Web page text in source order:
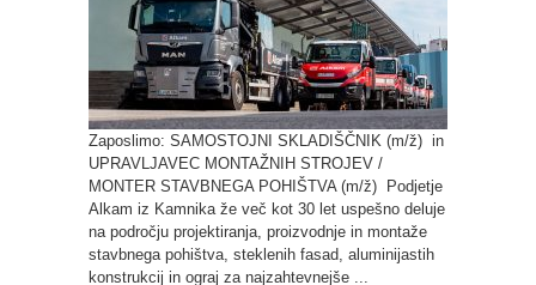
Zaposlimo: SAMOSTOJNI SKLADIŠČNIK (m/ž) in
UPRAVLJAVEC MONTAŽNIH STROJEV /
MONTER STAVBNEGA POHIŠTVA (m/ž) Podjetje
Alkam iz Kamnika že več kot 30 let uspešno deluje
na področju projektiranja, proizvodnje in montaže
stavbnega pohištva, steklenih fasad, aluminijastih
konstrukcij in ograj za najzahtevnejše ...